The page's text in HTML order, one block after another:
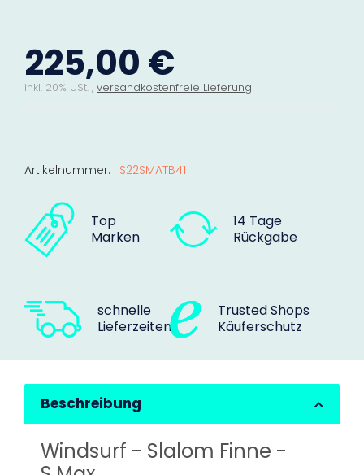
225,00 €
inkl. 20% USt. , versandkostenfreie Lieferung
Artikelnummer: S22SMATB41
Top
Marken
14 Tage
Rückgabe
schnelle
Lieferzeiten
Trusted Shops
Käuferschutz
Beschreibung
Windsurf - Slalom Finne -